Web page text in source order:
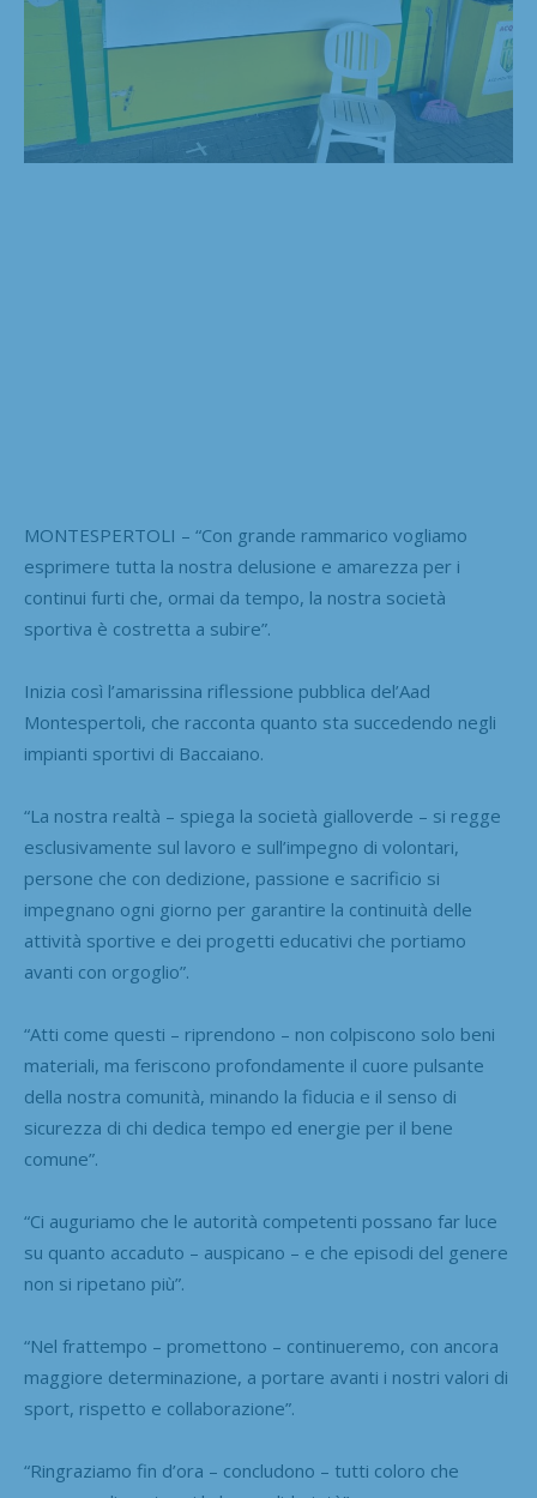
MONTESPERTOLI – “Con grande rammarico vogliamo
esprimere tutta la nostra delusione e amarezza per i
continui furti che, ormai da tempo, la nostra società
sportiva è costretta a subire”.
Inizia così l’amarissina riflessione pubblica del’Aad
Montespertoli, che racconta quanto sta succedendo negli
impianti sportivi di Baccaiano.
“La nostra realtà – spiega la società gialloverde – si regge
esclusivamente sul lavoro e sull’impegno di volontari,
persone che con dedizione, passione e sacrificio si
impegnano ogni giorno per garantire la continuità delle
attività sportive e dei progetti educativi che portiamo
avanti con orgoglio”.
“Atti come questi – riprendono – non colpiscono solo beni
materiali, ma feriscono profondamente il cuore pulsante
della nostra comunità, minando la fiducia e il senso di
sicurezza di chi dedica tempo ed energie per il bene
comune”.
“Ci auguriamo che le autorità competenti possano far luce
su quanto accaduto – auspicano – e che episodi del genere
non si ripetano più”.
“Nel frattempo – promettono – continueremo, con ancora
maggiore determinazione, a portare avanti i nostri valori di
sport, rispetto e collaborazione”.
“Ringraziamo fin d’ora – concludono – tutti coloro che